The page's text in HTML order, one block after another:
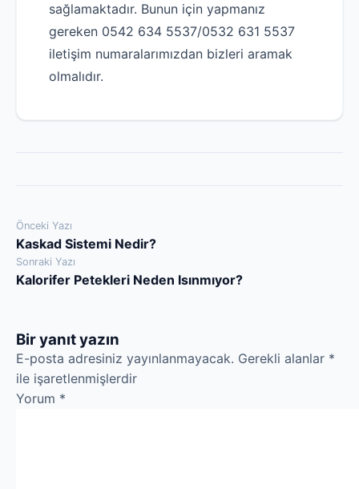
sağlamaktadır. Bunun için yapmanız
gereken 0542 634 5537/0532 631 5537
iletişim numaralarımızdan bizleri aramak
olmalıdır.
Yazı
gezinmesi
Önceki Yazı
Kaskad Sistemi Nedir?
Sonraki Yazı
Kalorifer Petekleri Neden Isınmıyor?
Bir yanıt yazın
E-posta adresiniz yayınlanmayacak. Gerekli alanlar *
ile işaretlenmişlerdir
Yorum *